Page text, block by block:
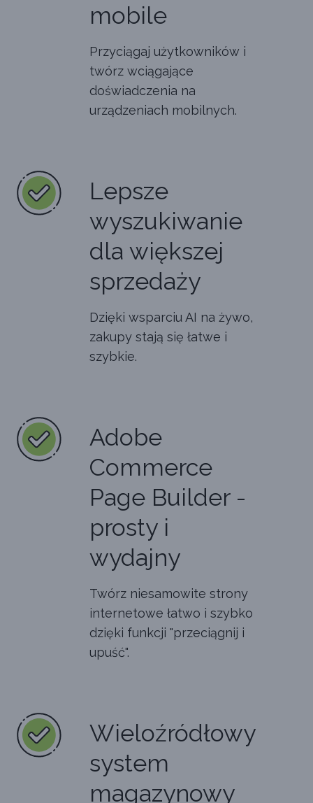
mobile
Przyciągaj użytkowników i
twórz wciągające
doświadczenia na
urządzeniach mobilnych.
Lepsze
wyszukiwanie
dla większej
sprzedaży
Dzięki wsparciu AI na żywo,
zakupy stają się łatwe i
szybkie.
Adobe
Commerce
Page Builder -
prosty i
wydajny
Twórz niesamowite strony
internetowe łatwo i szybko
dzięki funkcji "przeciągnij i
upuść".
Wieloźródłowy
system
magazynowy